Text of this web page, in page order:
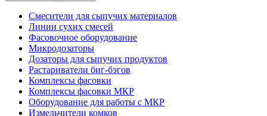
Смесители для сыпучих материалов
Линии сухих смесей
Фасовочное оборудование
Микродозаторы
Дозаторы для сыпучих продуктов
Растариватели биг-бэгов
Комплексы фасовки
Комплексы фасовки МКР
Оборудование для работы с МКР
Измельчители комков